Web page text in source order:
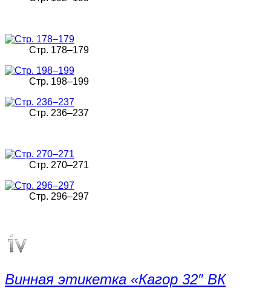
Стр. 178–179
Стр. 198–199
Стр. 236–237
Стр. 270–271
Стр. 296–297
Винная этикетка «Кагор 32″ ВК